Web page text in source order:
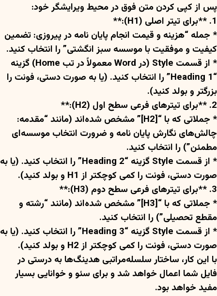
پس از کپی کردن متن فوق در محیط ویرایشگر خود:
1. **برای تیتر اصلی (H1):**
* جمله “هزینه و قیمت انجام پایان نامه در پیروزی: تضمین
کیفیت و موفقیت با موسسه سبز انگشتی” را انتخاب کنید.
* از قسمت Style (در Word معمولاً در تب Home) گزینه
“Heading 1” را انتخاب کنید. (یا به صورت دستی، فونت را
بزرگتر و بولد کنید).
2. **برای تیترهای فرعی سطح اول (H2):**
* جملاتی که با “[H2]” مشخص شده‌اند (مانند “مقدمه:
چالش‌های نگارش پایان نامه و ضرورت انتخاب موسسه‌ای
مطمئن”) را انتخاب کنید.
* از قسمت Style گزینه “Heading 2” را انتخاب کنید. (یا به
صورت دستی، فونت را کمی کوچکتر از H1 و بولد کنید).
3. **برای تیترهای فرعی سطح دوم (H3):**
* جملاتی که با “[H3]” مشخص شده‌اند (مانند “رشته و
مقطع تحصیلی”) را انتخاب کنید.
* از قسمت Style گزینه “Heading 3” را انتخاب کنید. (یا به
صورت دستی، فونت را کمی کوچکتر از H2 و بولد کنید).
با این کار، ساختار سلسله‌مراتبی هدینگ‌ها به درستی در
فایل شما اعمال خواهد شد و برای سئو و خوانایی بسیار
مفید خواهد بود.